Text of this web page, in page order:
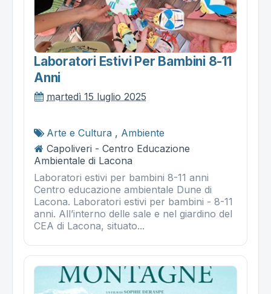
Laboratori Estivi Per Bambini 8-11
Anni
martedì 15 luglio 2025
Arte e Cultura , Ambiente
Capoliveri - Centro Educazione
Ambientale di Lacona
Laboratori estivi per bambini 8-11 anni
Centro educazione ambientale Dune di
Lacona. Laboratori estivi per bambini - 8-11
anni. All’interno delle sale e nel giardino del
CEA di Lacona, situato...